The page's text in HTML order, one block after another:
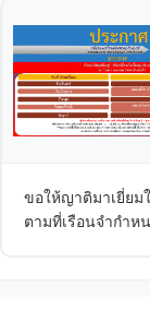
ขอให้ญาติมาเยี่ยม
ตามที่เรือนจำกำห